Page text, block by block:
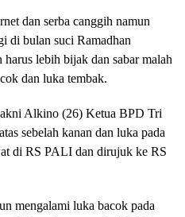
dan serba canggih namun
di bulan suci Ramadhan
harus lebih bijak dan sabar malah
dan luka tembak.
Alkino (26) Ketua BPD Tri
sebelah kanan dan luka pada
di RS PALI dan dirujuk ke RS
mengalami luka bacok pada